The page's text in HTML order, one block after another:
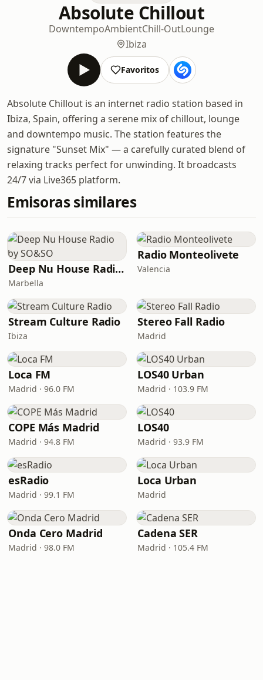
Absolute Chillout
DowntempoAmbientChill-OutLounge
Ibiza
Favoritos
Absolute Chillout is an internet radio station based in
Ibiza, Spain, offering a serene mix of chillout, lounge
and downtempo music. The station features the
signature "Sunset Mix" — a carefully curated blend of
relaxing tracks perfect for unwinding. It broadcasts
24/7 via Live365 platform.
Emisoras similares
Deep Nu House Radio by SO&SO
Marbella
Radio Monteolivete
Valencia
Stream Culture Radio
Ibiza
Stereo Fall Radio
Madrid
Loca FM
Madrid · 96.0 FM
LOS40 Urban
Madrid · 103.9 FM
COPE Más Madrid
Madrid · 94.8 FM
LOS40
Madrid · 93.9 FM
esRadio
Madrid · 99.1 FM
Loca Urban
Madrid
Onda Cero Madrid
Madrid · 98.0 FM
Cadena SER
Madrid · 105.4 FM